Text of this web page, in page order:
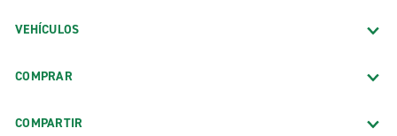
VEHÍCULOS
COMPRAR
COMPARTIR